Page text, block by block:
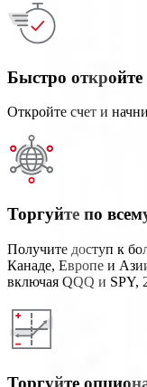
Быстро откройте
Откройте счет и
Торгуйте по
Получите доступ к
Канаде, Европе и
включая QQQ и SPY,